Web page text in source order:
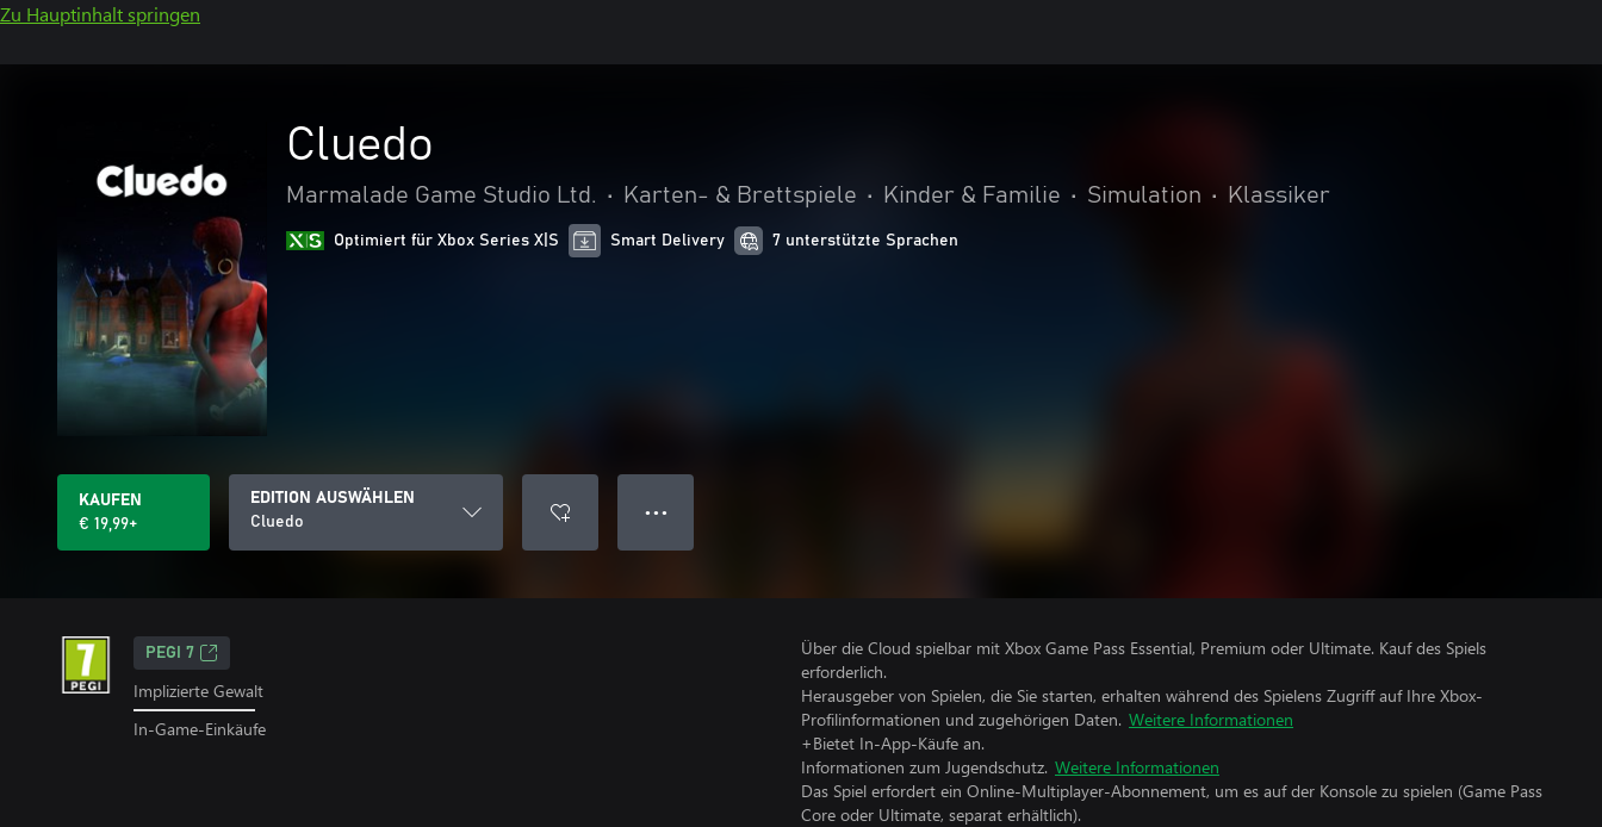
Zu Hauptinhalt springen
Cluedo
Marmalade Game Studio Ltd. • Karten- & Brettspiele • Kinder & Familie • Simulation • Klassiker
Optimiert für Xbox Series X|S Smart Delivery 7 unterstützte Sprachen
KAUFEN
€ 19,99+
EDITION AUSWÄHLEN
Cluedo
● ● ●
PEGI 7
Implizierte Gewalt
In-Game-Einkäufe
Über die Cloud spielbar mit Xbox Game Pass Essential, Premium oder Ultimate. Kauf des Spiels
erforderlich.
Herausgeber von Spielen, die Sie starten, erhalten während des Spielens Zugriff auf Ihre Xbox-
Profilinformationen und zugehörigen Daten. Weitere Informationen
+Bietet In-App-Käufe an.
Informationen zum Jugendschutz. Weitere Informationen
Das Spiel erfordert ein Online-Multiplayer-Abonnement, um es auf der Konsole zu spielen (Game Pass
Core oder Ultimate, separat erhältlich).